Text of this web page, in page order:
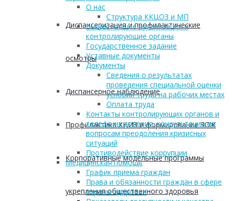
Диспансеризация и профилактические
осмотры
Диспансерное наблюдение
Профилактика ХНИЗ и формирование ЗОЖ
Корпоративные модельные программы
укрепления общественного здоровья
О нас
Структура ККЦОЗ и МП
Вышестоящие организации и
контролирующие органы
Государственное задание
Уставные документы
Документы
Сведения о результатах
проведения специальной оценки
условий труда на рабочих местах
Оплата труда
Контакты контролирующих органов и
телефоны доверия, консультации по
вопросам преодоления кризисных
ситуаций
Противодействие коррупции
Медицинская помощь
График приема граждан
Права и обязанности граждан в сфере
охраны здоровья